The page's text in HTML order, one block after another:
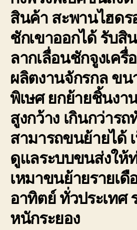
สินค้า สะพานไฮด
ชักเขาออกได้ รับสิ
ลากเลื่อนชักจูงเครื่
ผลิตงานจักรกล ข
พิเษศ ยกย้ายชิ้นงา
สูงกว้าง เกินกว่ารถ
สามารถขนย้ายได้
ดูแลระบบขนส่งให้
เหมาขนย้ายรายเดื
อาทิตย์ ทั่วประเทศ
หนักระยอง